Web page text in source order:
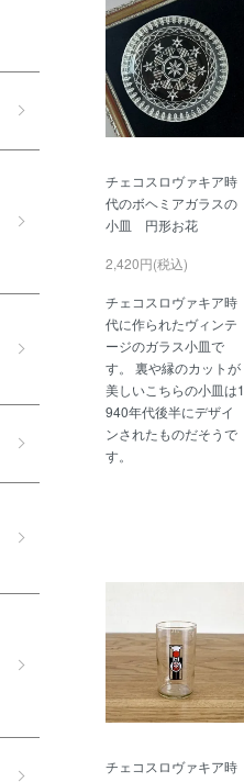
チェコスロヴァキア時
代のボヘミアガラスの
小皿 円形お花
2,420円(税込)
チェコスロヴァキア時
代に作られたヴィンテ
ージのガラス小皿で
す。 裏や縁のカットが
美しいこちらの小皿は1
940年代後半にデザイ
ンされたものだそうで
す。
チェコスロヴァキア時